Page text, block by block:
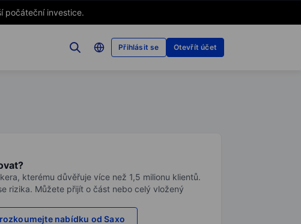
počáteční investice.
Přihlásit se Otevřít účet
kterému důvěřuje více než 1,5 milionu klientů.
rizika. Můžete přijít o část nebo celý vložený
nabídku od Saxo